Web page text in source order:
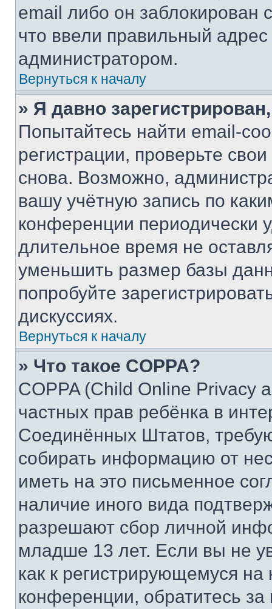
email либо он
что ввели правильный адрес
администратором.
Вернуться к началу
» Я давно
Попытайтесь найти email-
регистрации, проверьте
снова. Возможно,
вашу учётную запись по
конференции периодически
длительное время не
уменьшить размер базы
попробуйте
дискуссиях.
Вернуться к началу
» Что такое COPPA?
COPPA (Child Online Privacy
частных прав ребёнка в
Соединённых Штатов,
собирать информацию от
иметь на это письменное
наличие иного вида
разрешают сбор личной
младше 13 лет. Если вы не
как к регистрирующемуся
конференции, обратитесь